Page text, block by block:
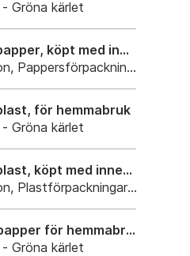
Gröna kärlet
köpt med innehåll
Pappersförpackningar. Eller
för hemmabruk
Gröna kärlet
köpt med innehåll
Plastförpackningar. Eller
för hemmabruk
Gröna kärlet